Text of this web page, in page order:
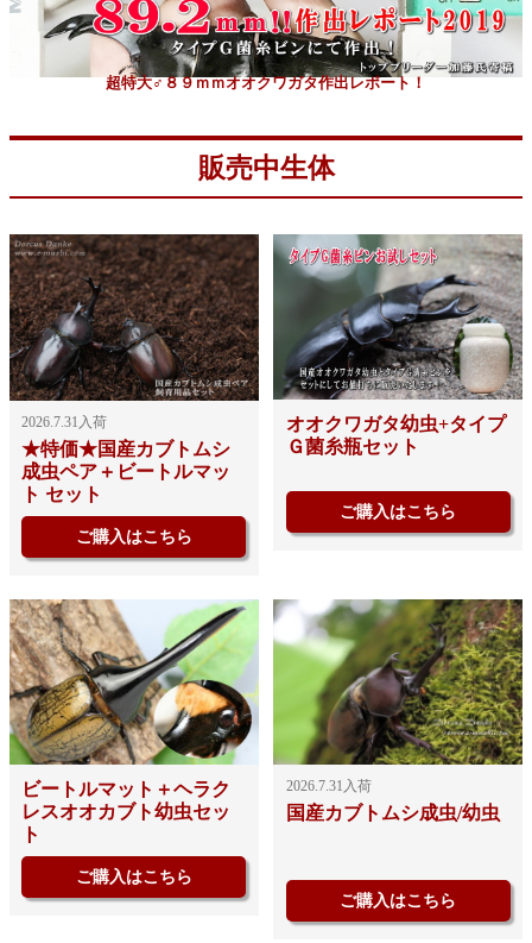
超特大♂８９ｍｍオオクワガタ作出レポート！
販売中生体
2026.7.31入荷
★特価★国産カブトムシ
成虫ペア＋ビートルマッ
ト セット
ご購入はこちら
オオクワガタ幼虫+タイプ
Ｇ菌糸瓶セット
ご購入はこちら
ビートルマット＋ヘラク
レスオオカブト幼虫セッ
ト
ご購入はこちら
2026.7.31入荷
国産カブトムシ成虫/幼虫
ご購入はこちら